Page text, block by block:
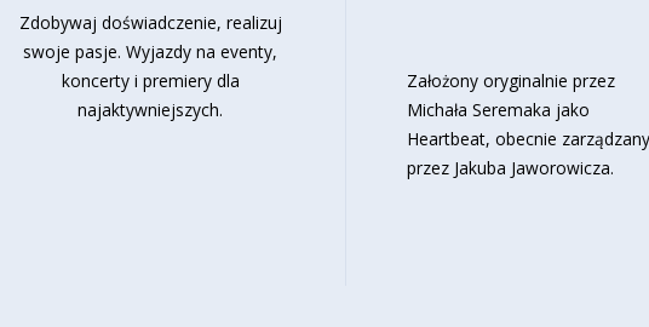
Zdobywaj doświadczenie, realizuj
swoje pasje. Wyjazdy na eventy,
koncerty i premiery dla
najaktywniejszych.
Założony oryginalnie przez
Michała Seremaka jako
Heartbeat, obecnie zarządzany
przez Jakuba Jaworowicza.